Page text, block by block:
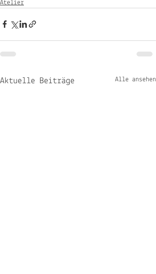
Atelier
Aktuelle Beiträge Alle ansehen